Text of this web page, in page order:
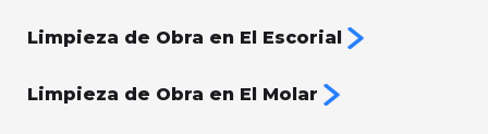
Limpieza de Obra en El Escorial
Limpieza de Obra en El Molar